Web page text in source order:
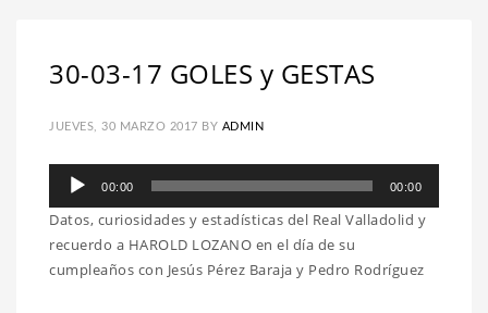
30-03-17 GOLES y GESTAS
JUEVES, 30 MARZO 2017 BY ADMIN
Reproductor
audio
00:00 00:00
Datos, curiosidades y estadísticas del Real Valladolid y
recuerdo a HAROLD LOZANO en el día de su
cumpleaños con Jesús Pérez Baraja y Pedro Rodríguez